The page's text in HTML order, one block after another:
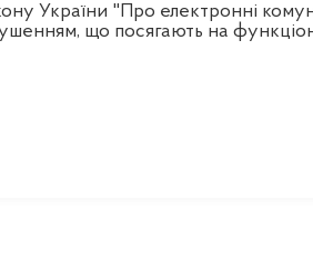
України "Про електронні
що посягають на